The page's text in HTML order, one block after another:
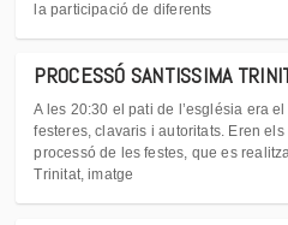
la participació de diferents
PROCESSÓ SANTISSIMA
A les 20:30 el pati de l’església era
festeres, clavaris i autoritats. Eren
processó de les festes, que es
Trinitat, imatge